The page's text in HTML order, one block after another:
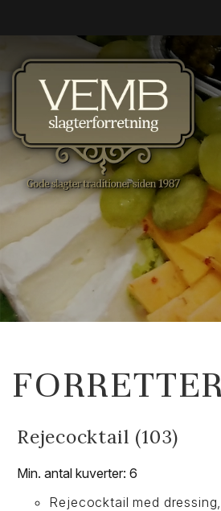
Rejecocktail (103)
Min. antal kuverter: 6
Rejecocktail med